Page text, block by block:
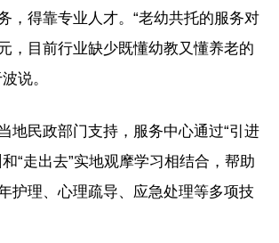
，得靠专业人才。“老幼共托的服务对
，目前行业缺少既懂幼教又懂养老的
说。
地民政部门支持，服务中心通过“引进
“走出去”实地观摩学习相结合，帮助
护理、心理疏导、应急处理等多项技